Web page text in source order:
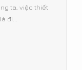
ta, việc thiết
đi...